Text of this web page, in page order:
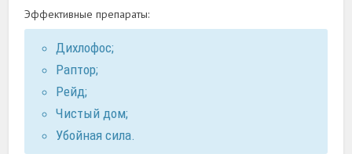
Эффективные препараты:
Дихлофос;
Раптор;
Рейд;
Чистый дом;
Убойная сила.